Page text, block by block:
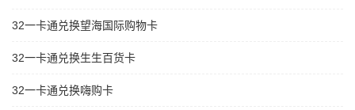
32一卡通兑换望海国际购物卡
32一卡通兑换生生百货卡
32一卡通兑换嗨购卡